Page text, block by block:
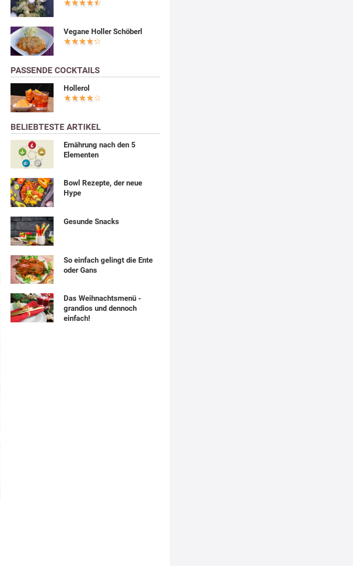
Vegane Holler Schöberl
PASSENDE COCKTAILS
Hollerol
BELIEBTESTE ARTIKEL
Ernährung nach den 5
Elementen
Bowl Rezepte, der neue
Hype
Gesunde Snacks
So einfach gelingt die Ente
oder Gans
Das Weihnachtsmenü -
grandios und dennoch
einfach!